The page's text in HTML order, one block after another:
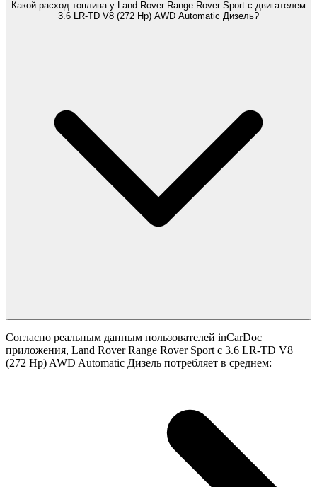
Какой расход топлива у Land Rover Range Rover Sport с двигателем
3.6 LR-TD V8 (272 Hp) AWD Automatic Дизель?
Согласно реальным данным пользователей inCarDoc
приложения, Land Rover Range Rover Sport с 3.6 LR-TD V8
(272 Hp) AWD Automatic Дизель потребляет в среднем: